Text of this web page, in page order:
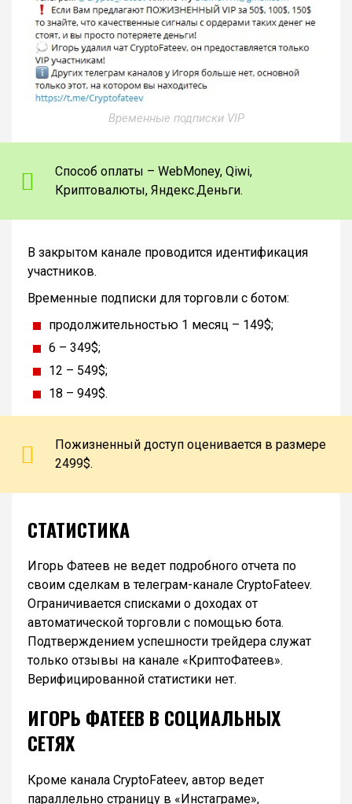
Временные подписки VIP
Способ оплаты – WebMoney, Qiwi,
Криптовалюты, Яндекс.Деньги.
В закрытом канале проводится идентификация
участников.
Временные подписки для торговли с ботом:
продолжительностью 1 месяц – 149$;
6 – 349$;
12 – 549$;
18 – 949$.
Пожизненный доступ оценивается в размере
2499$.
СТАТИСТИКА
Игорь Фатеев не ведет подробного отчета по
своим сделкам в телеграм-канале CryptoFateev.
Ограничивается списками о доходах от
автоматической торговли с помощью бота.
Подтверждением успешности трейдера служат
только отзывы на канале «КриптоФатеев».
Верифицированной статистики нет.
ИГОРЬ ФАТЕЕВ В СОЦИАЛЬНЫХ
СЕТЯХ
Кроме канала CryptoFateev, автор ведет
параллельно страницу в «Инстаграме»,